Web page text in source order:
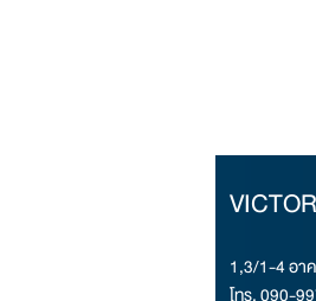
1,3/1-4 อาค